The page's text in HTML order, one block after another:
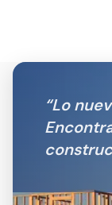
“Lo